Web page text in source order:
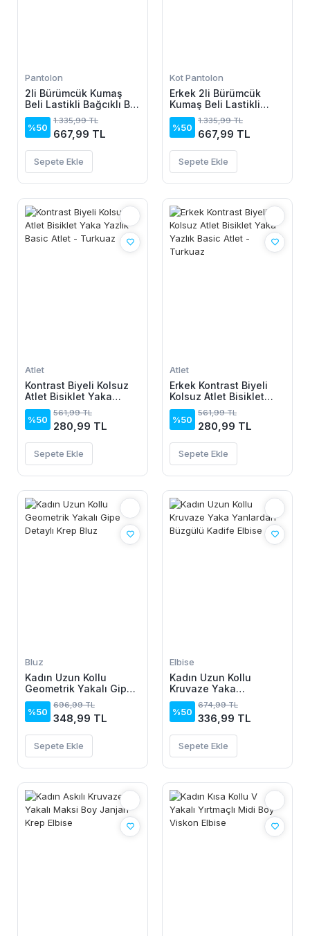
Pantolon
2li Bürümcük Kumaş
Beli Lastikli Bağcıklı Bol
Paça Pantolon -
Beyaz/Vizon
%50
1.335,99 TL
667,99 TL
Sepete Ekle
Kot Pantolon
Erkek 2li Bürümcük
Kumaş Beli Lastikli
Bağcıklı Bol Paça
Pantolon - Beyaz/Vizon
%50
1.335,99 TL
667,99 TL
Sepete Ekle
Atlet
Kontrast Biyeli Kolsuz
Atlet Bisiklet Yaka
Yazlık Basic Atlet -
Turkuaz
%50
561,99 TL
280,99 TL
Sepete Ekle
Atlet
Erkek Kontrast Biyeli
Kolsuz Atlet Bisiklet
Yaka Yazlık Basic Atlet
- Turkuaz
%50
561,99 TL
280,99 TL
Sepete Ekle
Bluz
Kadın Uzun Kollu
Geometrik Yakalı Gipe
Detaylı Krep Bluz
%50
696,99 TL
348,99 TL
Sepete Ekle
Elbise
Kadın Uzun Kollu
Kruvaze Yaka
Yanlardan Büzgülü
Kadife Elbise
%50
674,99 TL
336,99 TL
Sepete Ekle